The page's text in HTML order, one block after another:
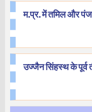
म.प्र. में तमिल और
उज्जैन सिंहस्थ के पूर्व